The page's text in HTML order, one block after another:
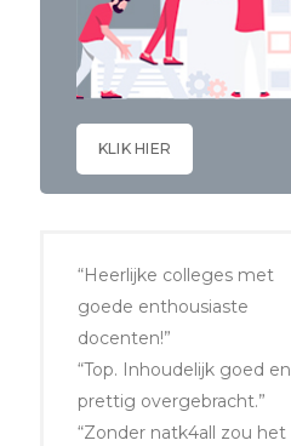
KLIK HIER
“Heerlijke colleges met
goede enthousiaste
docenten!”
“Top. Inhoudelijk goed en
prettig overgebracht.”
“Zonder natk4all zou het